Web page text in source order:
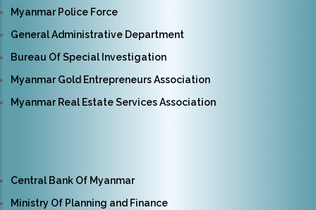
Myanmar Police Force
General Administrative Department
Bureau Of Special Investigation
Myanmar Gold Entrepreneurs Association
Myanmar Real Estate Services Association
Central Bank Of Myanmar
Ministry Of Planning and Finance